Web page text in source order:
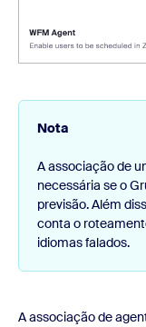
Nota
A associação de
necessária se o
previsão. Além
conta o
idiomas falados.
A associação de